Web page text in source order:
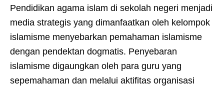
Pendidikan agama islam di sekolah negeri menjadi
media strategis yang dimanfaatkan oleh kelompok
islamisme menyebarkan pemahaman islamisme
dengan pendektan dogmatis. Penyebaran
islamisme digaungkan oleh para guru yang
sepemahaman dan melalui aktifitas organisasi